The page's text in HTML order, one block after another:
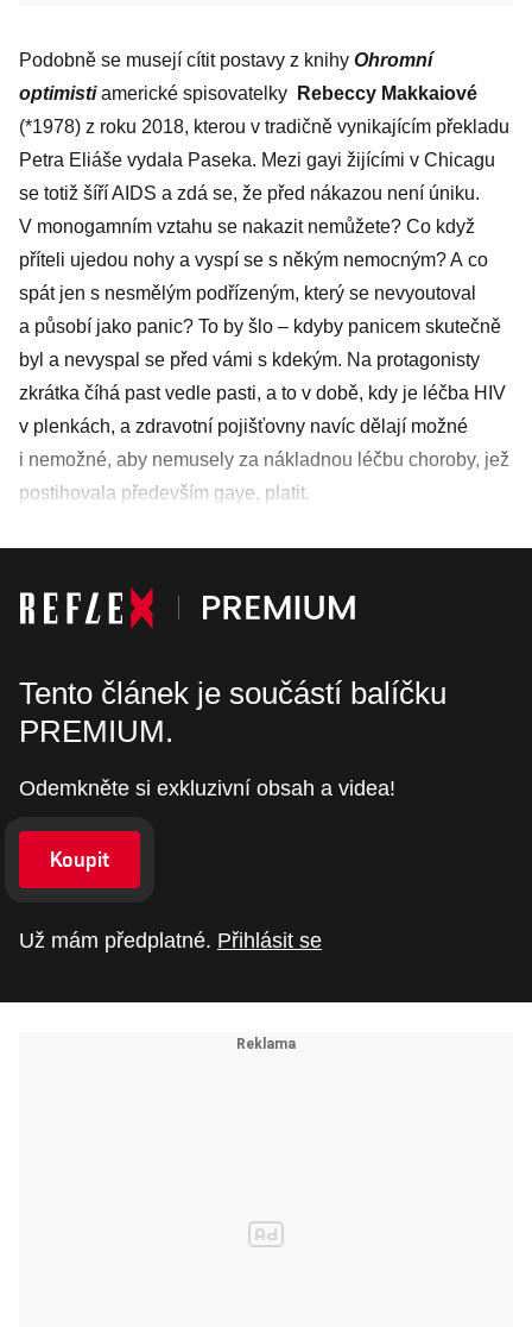
Podobně se musejí cítit postavy z knihy Ohromní
optimistiamerické spisovatelky
Rebeccy Makkaiové
(*1978) z roku 2018, kterou v tradičně vynikajícím překladu
Petra Eliáše vydala Paseka. Mezi gayi žijícími v Chicagu
se totiž šíří AIDS a zdá se, že před nákazou není úniku.
V monogamním vztahu se nakazit nemůžete? Co když
příteli ujedou nohy a vyspí se s někým nemocným? A co
spát jen s nesmělým podřízeným, který se nevyoutoval
a působí jako panic? To by šlo – kdyby panicem skutečně
byl a nevyspal se před vámi s kdekým. Na protagonisty
zkrátka číhá past vedle pasti, a to v době, kdy je léčba HIV
v plenkách, a zdravotní pojišťovny navíc dělají možné
i nemožné, aby nemusely za nákladnou léčbu choroby, jež
postihovala především gaye, platit.
Tento článek je součástí balíčku
PREMIUM.
Odemkněte si exkluzivní obsah a videa!
Koupit
Už mám předplatné. Přihlásit se